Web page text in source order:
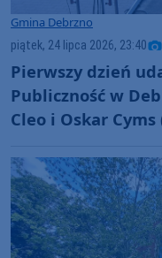
Gmina Debrzno
piątek, 24 lipca 2026, 23:40
Pierwszy dzień
Publiczność w
Cleo i Oskar Cyms